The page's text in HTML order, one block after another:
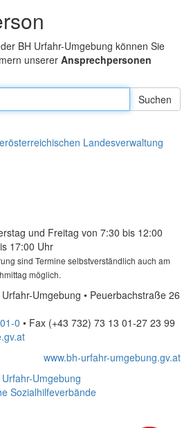
der BH Urfahr-Umgebung können Sie
unserer Ansprechpersonen
Landesverwaltung
und Freitag von 7:30 bis 12:00
17:00 Uhr
sind Termine selbstverständlich auch am
möglich.
Umgebung • Peuerbachstraße 26
0 • Fax (+43 732) 73 13 01-27 23 99
www.bh-urfahr-umgebung.gv.at
Umgebung
Sozialhilfeverbände